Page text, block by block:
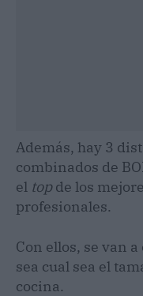
Además, hay 3
combinados de
el topde los
profesionales.
Con ellos, se van
sea cual sea el
cocina.